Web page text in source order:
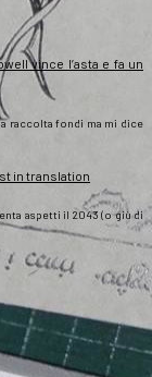
vince l’asta e fa un
raccolta fondi ma mi dice
in translation
aspetti il 2043 (o giù di